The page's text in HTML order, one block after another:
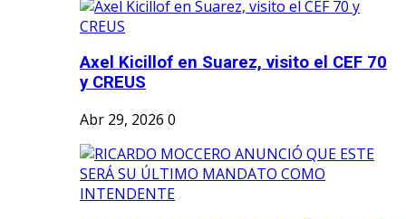
Axel Kicillof en Suarez, visito el CEF 70
y CREUS
Abr 29, 2026 0